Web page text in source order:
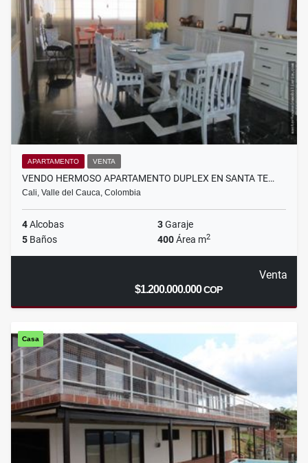
APARTAMENTO VENTA
VENDO HERMOSO APARTAMENTO DUPLEX EN SANTA TE…
Cali, Valle del Cauca, Colombia
4Alcobas 3Garaje
5 Baños 400Área m2
Venta
$1.200.000.000COP
Casa